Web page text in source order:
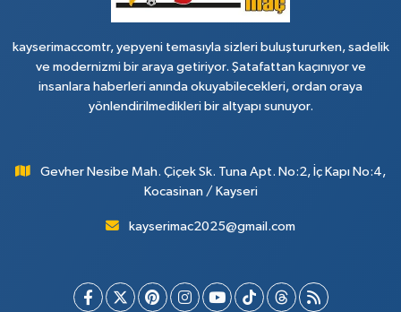
kayserimaccomtr, yepyeni temasıyla sizleri buluştururken, sadelik
ve modernizmi bir araya getiriyor. Şatafattan kaçınıyor ve
insanlara haberleri anında okuyabilecekleri, ordan oraya
yönlendirilmedikleri bir altyapı sunuyor.
Gevher Nesibe Mah. Çiçek Sk. Tuna Apt. No:2, İç Kapı No:4,
Kocasinan / Kayseri
kayserimac2025@gmail.com